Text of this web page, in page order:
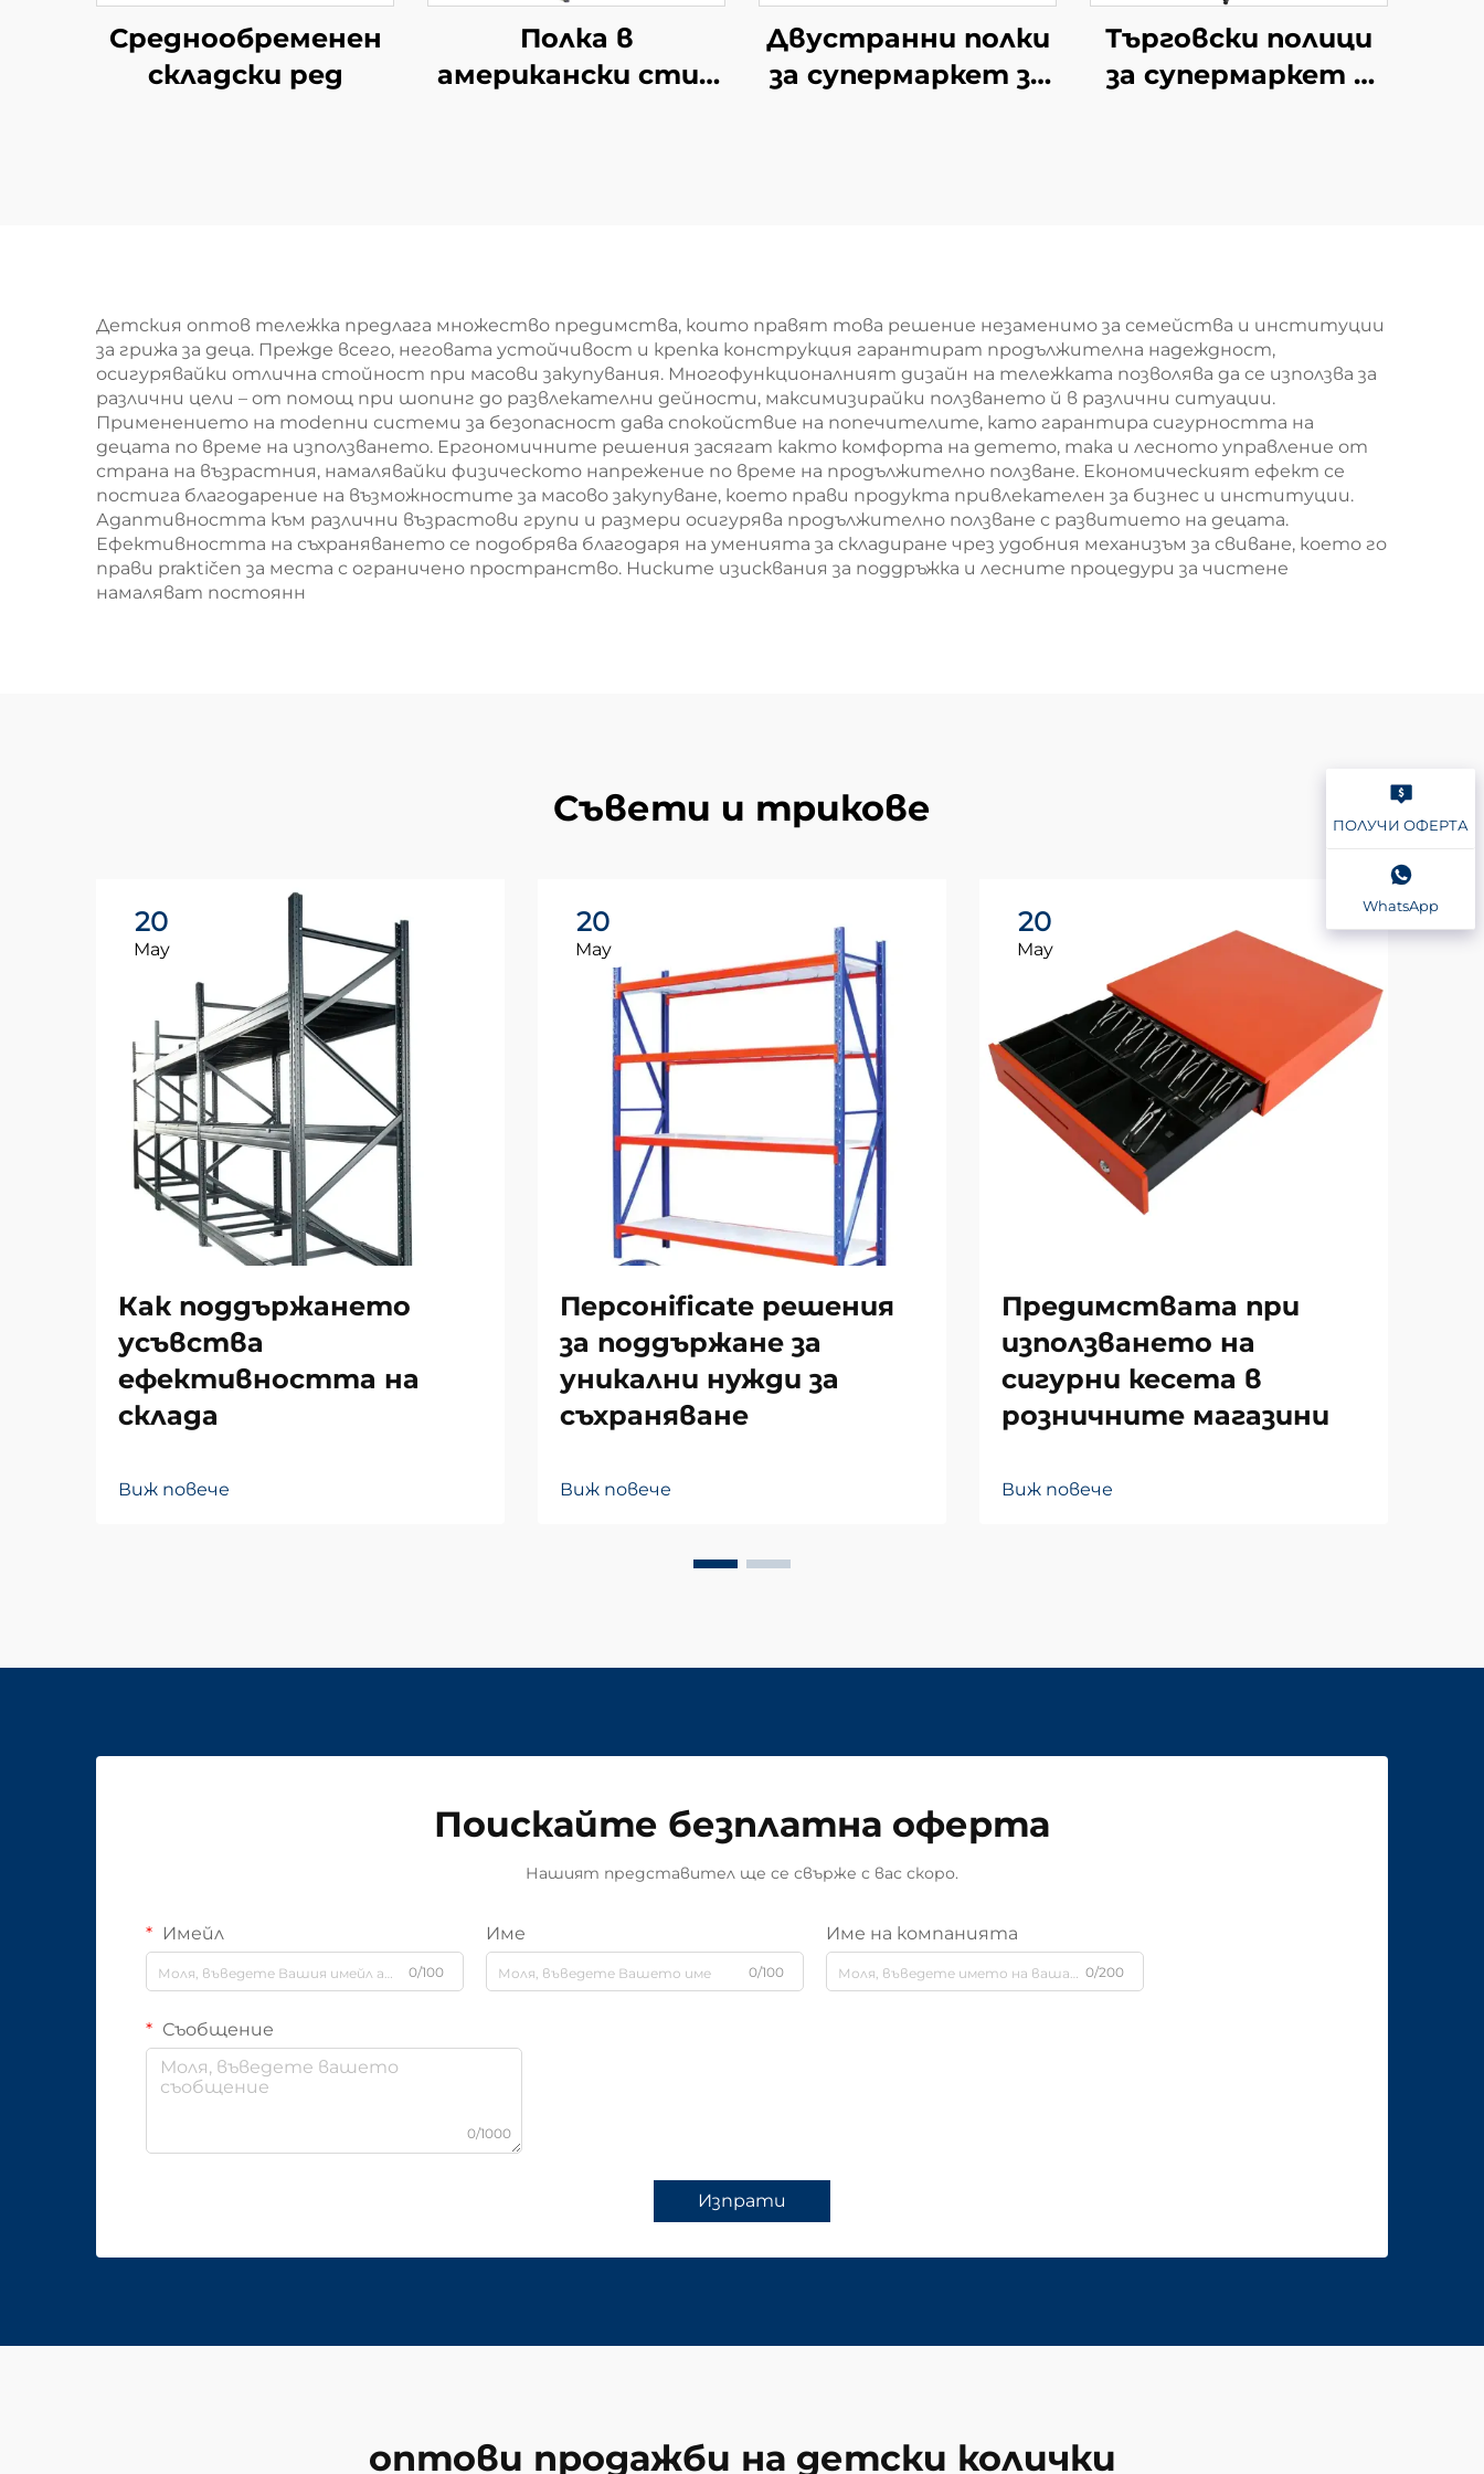
Среднообременен
складски ред
Полка в
американски стил
Двустранни полки
за супермаркет за
Търговски полици
за супермаркет и
Детския оптов тележка предлага множество предимства, които правят това решение незаменимо за семейства и институции
за грижа за деца. Прежде всего, неговата устойчивост и крепка конструкция гарантират продължителна надеждност,
осигурявайки отлична стойност при масови закупувания. Многофункционалният дизайн на тележката позволява да се използва за
различни цели – от помощ при шопинг до развлекателни дейности, максимизирайки ползването й в различни ситуации.
Применението на modenни системи за безопасност дава спокойствие на попечителите, като гарантира сигурността на
децата по време на използването. Ергономичните решения засягат както комфортa на детето, така и лесното управление от
страна на възрастния, намалявайки физическото напрежение по време на продължително ползване. Економическият ефект се
постига благодарение на възможностите за масово закупуване, което прави продукта привлекателен за бизнес и институции.
Адаптивността към различни възрастови групи и размери осигурява продължително ползване с развитието на децата.
Ефективността на съхраняването се подобрява благодаря на уменията за складиране чрез удобния механизъм за свиване, което го
прави praktičen за места с ограничено пространство. Ниските изисквания за поддръжка и лесните процедури за чистене
намаляват постоянн
Съвети и трикове
20
May
Как поддържането
усъвства
ефективността на
склада
Виж повече
20
May
Персонificate решения
за поддържане за
уникални нужди за
съхраняване
Виж повече
20
May
Предимствата при
използването на
сигурни кесета в
розничните магазини
Виж повече
Поискайте безплатна оферта
Нашият представител ще се свърже с вас скоро.
Имейл
0/100
Име
0/100
Име на компанията
0/200
Съобщение
0/1000
Изпрати
оптови продажби на детски колички
ПОЛУЧИ ОФЕРТА
WhatsApp